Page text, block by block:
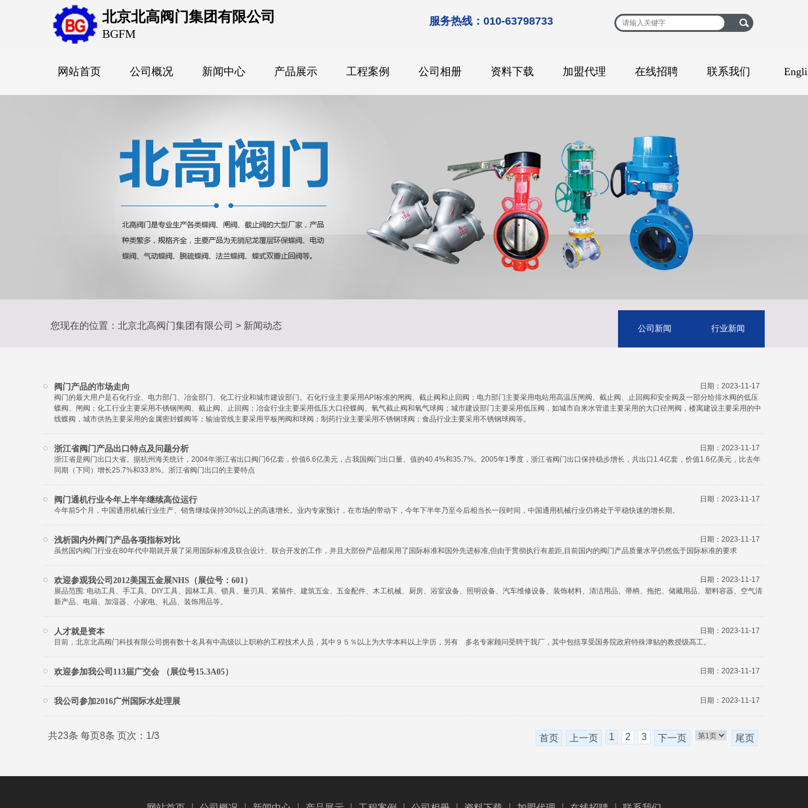
网站首页 公司概况 新闻中心 产品展示 工程案例 公司相册 资料下载 加盟代理 在线招聘 联系我们
服务热线：010-63798733
BGFM
北京北高阀门集团有限公司
阀门产品的市场走向
日期：2023-11-17
阀门的最大用户是石化行业、电力部门、冶金部门、化工行业和城市建设部门。石化行业主要采用API标准的闸阀、截止阀和止回阀；电力部门主要采用电站用高温压闸阀、截止阀、止回阀和安全阀及一部分给排水阀的低压
蝶阀、闸阀；化工行业主要采用不锈钢闸阀、截止阀、止回阀；冶金行业主要采用低压大口径蝶阀、氧气截止阀和氧气球阀；城市建设部门主要采用低压阀，如城市自来水管道主要采用的大口径闸阀，楼寓建设主要采用的中
线蝶阀，城市供热主要采用的金属密封蝶阀等；输油管线主要采用平板闸阀和球阀；制药行业主要采用不锈钢球阀；食品行业主要采用不锈钢球阀等。
浙江省阀门产品出口特点及问题分析
日期：2023-11-17
浙江省是阀门出口大省。据杭州海关统计，2004年浙江省出口阀门6亿套，价值6.6亿美元，占我国阀门出口量、值的40.4%和35.7%。2005年1季度，浙江省阀门出口保持稳步增长，共出口1.4亿套，价值1.6亿美元，比去年
同期（下同）增长25.7%和33.8%。浙江省阀门出口的主要特点
阀门通机行业今年上半年继续高位运行
日期：2023-11-17
今年前5个月，中国通用机械行业生产、销售继续保持30%以上的高速增长。业内专家预计，在市场的带动下，今年下半年乃至今后相当长一段时间，中国通用机械行业仍将处于平稳快速的增长期。
浅析国内外阀门产品各项指标对比
日期：2023-11-17
虽然国内阀门行业在80年代中期就开展了采用国际标准及联合设计、联合开发的工作，并且大部份产品都采用了国际标准和国外先进标准,但由于贯彻执行有差距,目前国内的阀门产品质量水平仍然低于国际标准的要求
欢迎参观我公司2012美国五金展NHS（展位号：601）
日期：2023-11-17
展品范围: 电动工具、手工具、DIY工具、园林工具、锁具、量刃具、紧箍件、建筑五金、五金配件、木工机械、厨房、浴室设备、照明设备、汽车维修设备、装饰材料、清洁用品、帚柄、拖把、储藏用品、塑料容器、空气清
新产品、电扇、加湿器、小家电、礼品、装饰用品等。
人才就是资本
日期：2023-11-17
目前，北京北高阀门科技有限公司拥有数十名具有中高级以上职称的工程技术人员，其中９５％以上为大学本科以上学历，另有 多名专家顾问受聘于我厂，其中包括享受国务院政府特殊津贴的教授级高工。
欢迎参加我公司113届广交会 （展位号15.3A05） 日期：2023-11-17
我公司参加2016广州国际水处理展 日期：2023-11-17
共23条 每页8条 页次：1/3 首页 上一页 1 2 3 下一页 尾页
您现在的位置： 北京北高阀门集团有限公司 > 新闻动态 公司新闻 行业新闻